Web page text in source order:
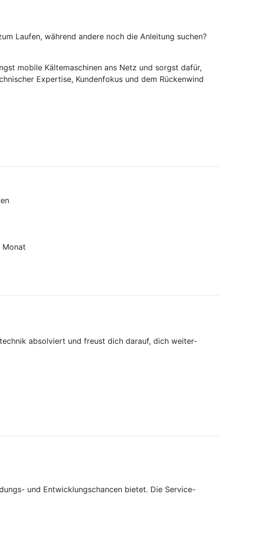
Laufen, während andere noch die Anleitung suchen?
mobile Kälte­maschinen ans Netz und sorgst dafür,
Expertise, Kundenfokus und dem Rückenwind
Monat
absolviert und freust dich darauf, dich weiter­
und Ent­wicklungschancen bietet. Die Service-